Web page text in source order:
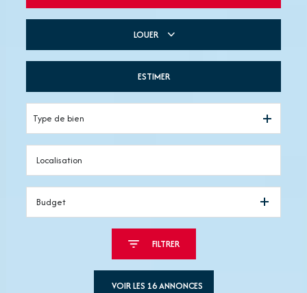
De l'immo pro
LOUER
De l'immo pro
ESTIMER
Type de bien
Budget
FILTRER
VOIR LES 16ANNONCES